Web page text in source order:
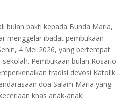
bulan bakti kepada Bunda Maria,
menggelar ibadat pembukaan
4 Mei 2026, yang bertempat
sekolah. Pembukaan bulan Rosario
tradisi devosi Katolik
doa Salam Maria yang
khas anak-anak.